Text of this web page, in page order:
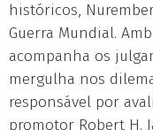
históricos,
Guerra Mundial.
acompanha os
mergulha nos
responsável por
promotor Robert H.